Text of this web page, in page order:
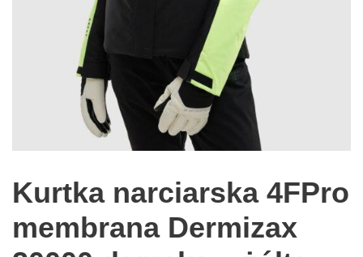
Kurtka narciarska 4FPro
membrana Dermizax